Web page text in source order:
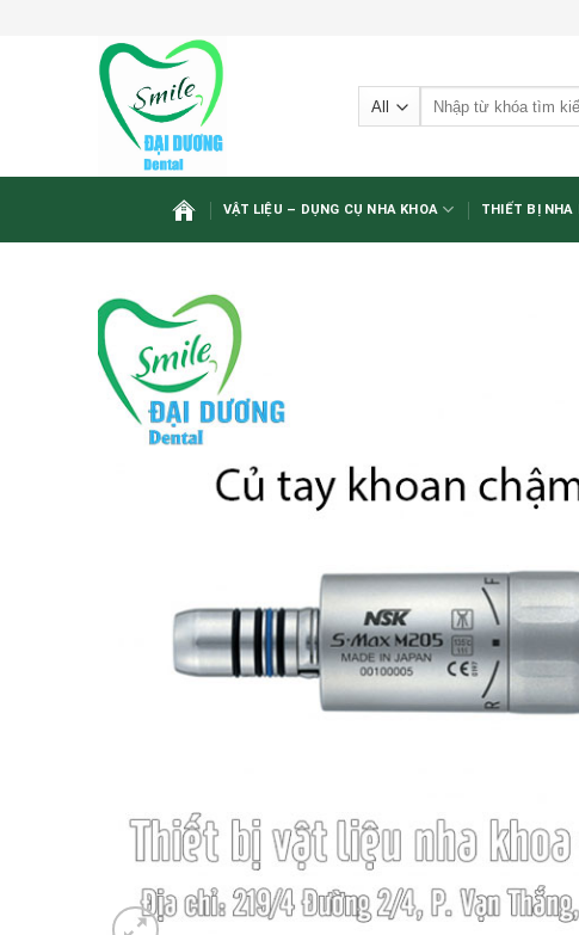
kiếm:
VẬT LIỆU – DỤNG CỤ NHA KHOA THIẾT BỊ NHA